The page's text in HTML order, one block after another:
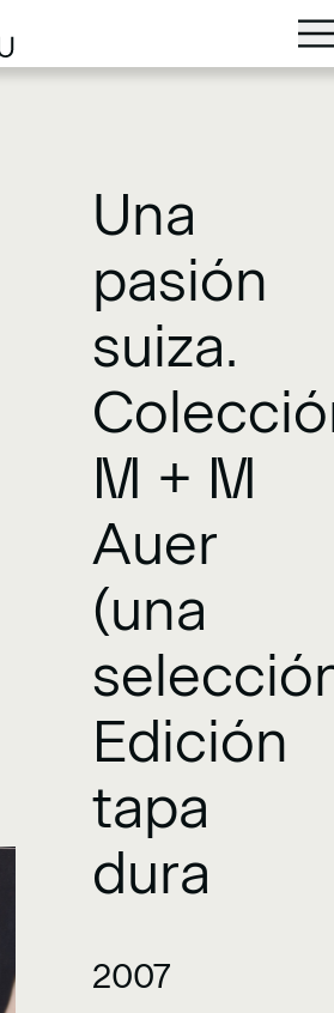
Una
pasión
suiza.
M + M
Auer
(una
Edición
tapa
dura
2007